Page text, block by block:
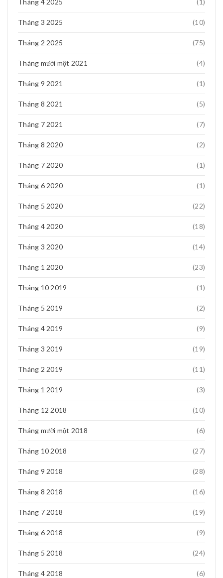
Như nào để cài đặt Wifi Repeater-Kích sóng
Quạt tích điện 3 cấp độ hải phòng
Tháng 4 2025 (1)
Tháng 3 2025 (10)
Tháng 2 2025 (75)
Tháng mười một 2021 (4)
Tháng 9 2021 (1)
Tháng 8 2021 (5)
Tháng 7 2021 (7)
Tháng 8 2020 (2)
Tháng 7 2020 (1)
Tháng 6 2020 (1)
Tháng 5 2020 (22)
Tháng 4 2020 (18)
Tháng 3 2020 (14)
Tháng 1 2020 (23)
Tháng 10 2019 (1)
Tháng 5 2019 (2)
Tháng 4 2019 (9)
Tháng 3 2019 (19)
Tháng 2 2019 (11)
Tháng 1 2019 (3)
Tháng 12 2018 (10)
Tháng mười một 2018 (6)
Tháng 10 2018 (27)
Tháng 9 2018 (28)
Tháng 8 2018 (16)
Tháng 7 2018 (19)
Tháng 6 2018 (9)
Tháng 5 2018 (24)
Tháng 4 2018 (6)